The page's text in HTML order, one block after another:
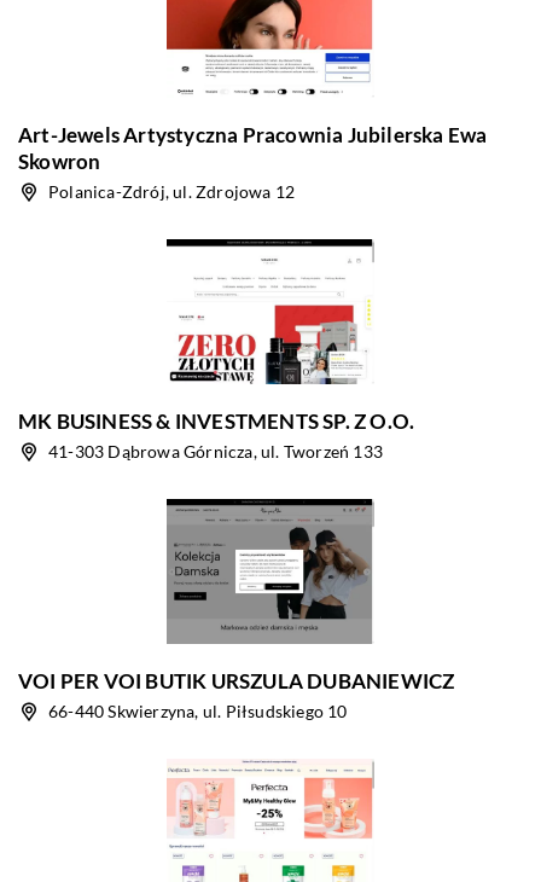
Art-Jewels Artystyczna Pracownia Jubilerska Ewa
Skowron
Polanica-Zdrój, ul. Zdrojowa 12
MK BUSINESS & INVESTMENTS SP. Z O.O.
41-303 Dąbrowa Górnicza, ul. Tworzeń 133
VOI PER VOI BUTIK URSZULA DUBANIEWICZ
66-440 Skwierzyna, ul. Piłsudskiego 10